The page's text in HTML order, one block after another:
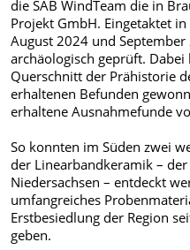
die SAB WindTeam die in
Projekt GmbH. Eingetaktet
August 2024 und
archäologisch geprüft.
Querschnitt der Prähistorie
erhaltenen Befunden
erhaltene Ausnahmefunde
So konnten im Süden zwei
der Linearbandkeramik –
Niedersachsen – entdeckt
umfangreiches
Erstbesiedlung der Region
geben.